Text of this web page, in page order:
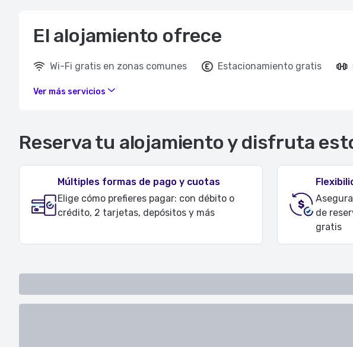
El alojamiento ofrece
Wi-Fi gratis en zonas comunes Estacionamiento gratis
Ver más servicios
Reserva tu alojamiento y disfruta
Múltiples formas de pago y cuotas
Elige cómo prefieres pagar: con débito o
crédito, 2 tarjetas, depósitos y más
de
gratis